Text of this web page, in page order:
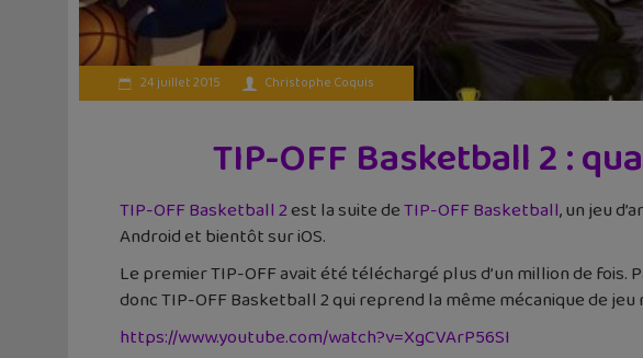
24 juillet 2015 Christophe Coquis
TIP-OFF Basketball 2 :
TIP-OFF Basketball 2est la suite deTIP-OFF Basketball, un jeu
Android et bientôt sur iOS.
Le premier TIP-OFF avait été téléchargé plus d’un million de
donc TIP-OFF Basketball 2 qui reprend la même mécanique de
https://www.youtube.com/watch?v=XgCVArP56SI